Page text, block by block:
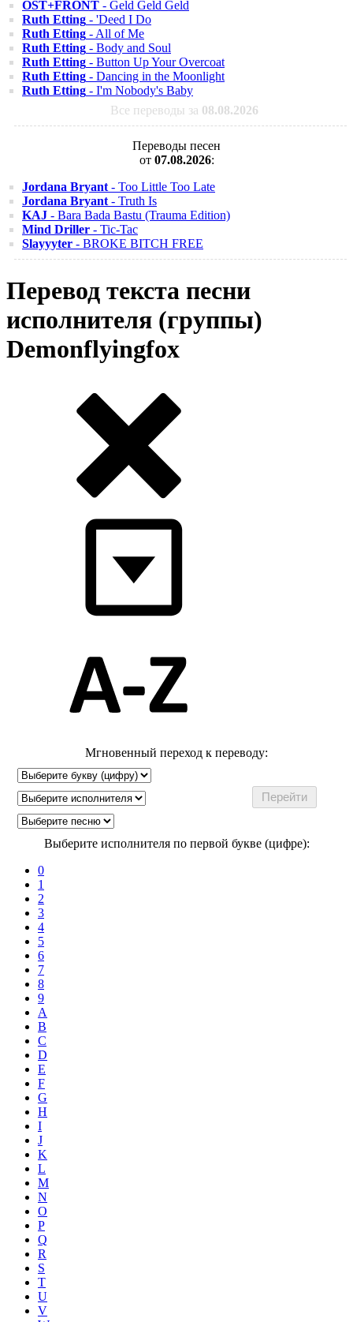
OST+FRONT - Geld Geld Geld
Ruth Etting - 'Deed I Do
Ruth Etting - All of Me
Ruth Etting - Body and Soul
Ruth Etting - Button Up Your Overcoat
Ruth Etting - Dancing in the Moonlight
Ruth Etting - I'm Nobody's Baby
Все переводы за 08.08.2026
Переводы песен
от 07.08.2026:
Jordana Bryant - Too Little Too Late
Jordana Bryant - Truth Is
KAJ - Bara Bada Bastu (Trauma Edition)
Mind Driller - Tic-Tac
Slayyyter - BROKE BITCH FREE
Перевод текста песни
исполнителя (группы)
Demonflyingfox
Мгновенный переход к переводу:
Выберите исполнителя по первой букве (цифре):
0
1
2
3
4
5
6
7
8
9
A
B
C
D
E
F
G
H
I
J
K
L
M
N
O
P
Q
R
S
T
U
V